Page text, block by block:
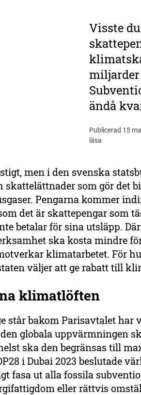
Visste
miljarder
ändå
Publicerad 15
läsa
men i den svenska
skattelättnader som gör det
Pengarna kommer
det är skattepengar som
betalar för sina utsläpp.
ska kosta mindre
klimatarbetet. För
väljer att ge rabatt till
klimatlöften
står bakom Parisavtalet har
globala uppvärmningen
ska den begränsas till
i Dubai 2023 beslutade
fasa ut alla fossila
eller rättvis